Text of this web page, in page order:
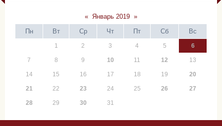
« Январь 2019 »
Пн
Вт Ср Чт Пт Сб Вс
1 2 3 4 5 6
7 8 9 10 11 12 13
14 15 16 17 18 19 20
21 22 23 24 25 26 27
28 29 30 31